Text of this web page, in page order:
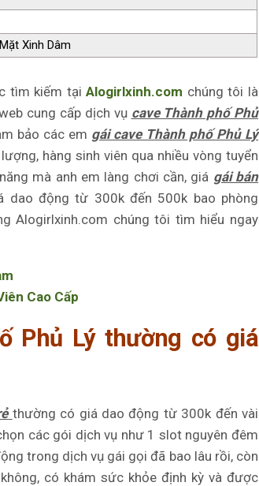
Xinh Dâm
tìm kiếm tạiAlogirlxinh.com chúng tôi là
cung cấp dịch vụ cave Thành phố Phủ
bảo các em gái cave Thành phố Phủ Lý
hàng sinh viên qua nhiều vòng tuyển
mà anh em làng chơi cần, giá gái bán
động từ 300k đến 500k bao phòng
Alogirlxinh.com chúng tôi tìm hiểu ngay
Cao Cấp
Phủ Lý thường có giá
thường có giá dao động từ 300k đến vài
các gói dịch vụ như 1 slot nguyên đêm
trong dịch vụ gái gọi đã bao lâu rồi, còn
có khám sức khỏe định kỳ và được